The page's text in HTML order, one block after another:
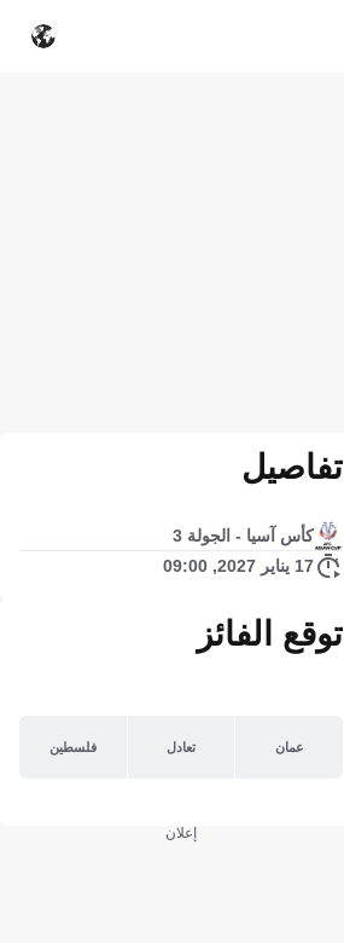
تفاصيل
كأس آسيا - الجولة 3
17 يناير 2027, 09:00
توقع الفائز
عمان تعادل فلسطين
إعلان